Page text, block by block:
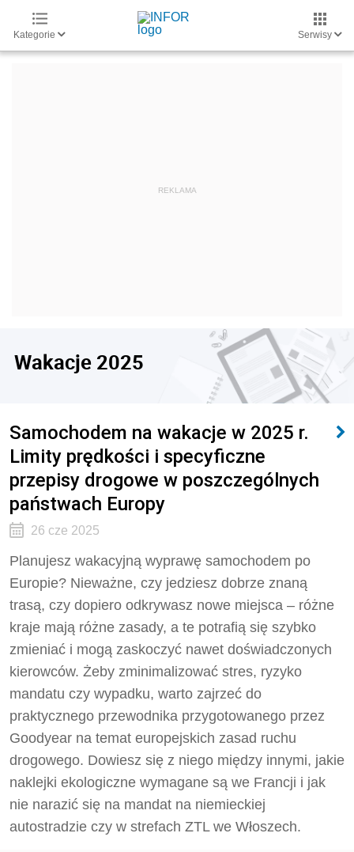
Kategorie Serwisy
Wakacje 2025
Samochodem na wakacje w 2025 r.
Limity prędkości i specyficzne
przepisy drogowe w poszczególnych
państwach Europy
26 cze 2025
Planujesz wakacyjną wyprawę samochodem po
Europie? Nieważne, czy jedziesz dobrze znaną
trasą, czy dopiero odkrywasz nowe miejsca – różne
kraje mają różne zasady, a te potrafią się szybko
zmieniać i mogą zaskoczyć nawet doświadczonych
kierowców. Żeby zminimalizować stres, ryzyko
mandatu czy wypadku, warto zajrzeć do
praktycznego przewodnika przygotowanego przez
Goodyear na temat europejskich zasad ruchu
drogowego. Dowiesz się z niego między innymi, jakie
naklejki ekologiczne wymagane są we Francji i jak
nie narazić się na mandat na niemieckiej
autostradzie czy w strefach ZTL we Włoszech.